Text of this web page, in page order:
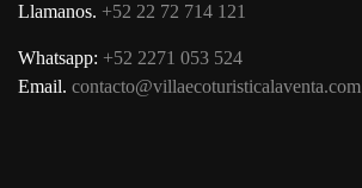
Llamanos. +52 22 72 714 121
Whatsapp: +52 2271 053 524
Email. contacto@villaecoturisticalaventa.com